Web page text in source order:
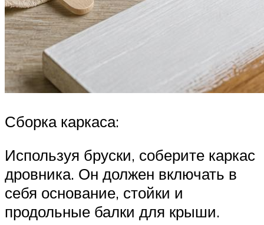
Сборка каркаса:
Используя бруски, соберите каркас
дровника. Он должен включать в
себя основание, стойки и
продольные балки для крыши.